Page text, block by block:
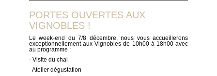
PORTES OUVERTES AUX
VIGNOBLES !
Le week-end du 7/8 décembre, nous vous accueillerons
exceptionnellement aux Vignobles de 10h00 à 18h00 avec
au programme :
- Visite du chai
- Atelier dégustation